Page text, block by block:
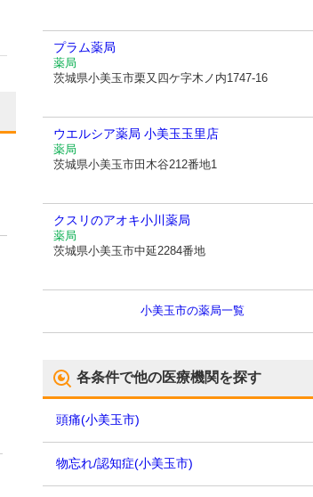
プラム薬局
薬局
茨城県小美玉市栗又四ケ字木ノ内1747-16
ウエルシア薬局 小美玉玉里店
薬局
茨城県小美玉市田木谷212番地1
クスリのアオキ小川薬局
薬局
茨城県小美玉市中延2284番地
小美玉市の薬局一覧
各条件で他の医療機関を探す
頭痛(小美玉市)
物忘れ/認知症(小美玉市)